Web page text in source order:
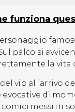
funziona
palco si
la
vip all’arrivo
evocative di
messi in